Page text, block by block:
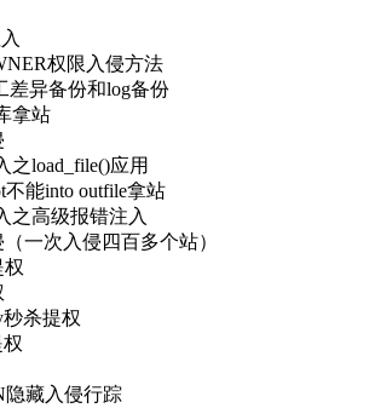
权限入侵方法
差异备份和log备份
拿站
之load_file()应用
能into outfile拿站
之高级报错注入
一次入侵四百多个站）
权
秒杀提权
隐藏入侵行踪